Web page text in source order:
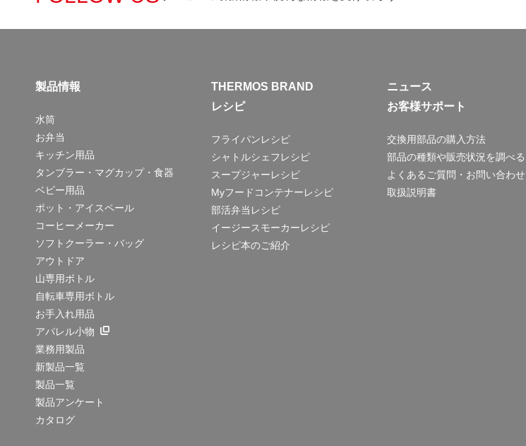
製品情報
水筒
お弁当
キッチン用品
タンブラー・マグカップ・食器
ベビー用品
ポット・アイスペール
コーヒーメーカー
ソフトクーラー・バッグ
アウトドア
山専用ボトル
自転車専用ボトル
お手入れ用品
アパレル小物
業務用製品
新製品一覧
製品一覧
製品アンケート
カタログ
THERMOS BRAND
レシピ
フライパンレシピ
シャトルシェフレシピ
スープジャーレシピ
Myフードコンテナーレシピ
部活弁当レシピ
イージースモーカーレシピ
レシピ本のご紹介
ニュース
お客様サポート
交換用部品の購入方法
部品の種類や販売状況を調べる
よくあるご質問・お問い合わせ
取扱説明書